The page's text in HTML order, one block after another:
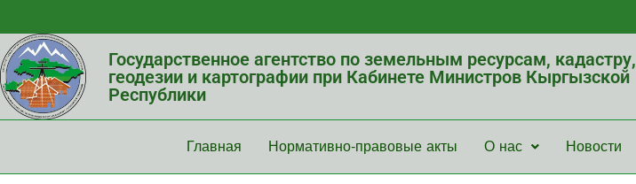
Государственное агентство по земельным ресурсам, кадастру,
геодезии и картографии при Кабинете Министров Кыргызской
Республики
Главная Нормативно-правовые акты О нас Новости